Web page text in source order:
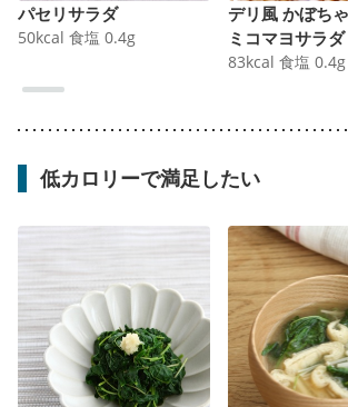
パセリサラダ
50kcal 食塩 0.4g
デリ風 かぼち
ミコマヨサラダ
83kcal 食塩 0.4g
低カロリーで満足したい